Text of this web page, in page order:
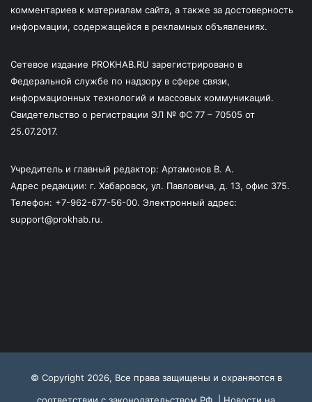
комментариев к материалам сайта, а также за достоверность
информации, содержащейся в рекламных объявлениях.
Сетевое издание PROKHAB.RU зарегистрировано в
Федеральной службе по надзору в сфере связи,
информационных технологий и массовых коммуникаций.
Свидетельство о регистрации ЭЛ № ФС 77 – 70505 от
25.07.2017.
Учредитель и главный редактор: Артамонов В. А.
Адрес редакции: г. Хабаровск, ул. Павловича, д. 13, офис 375.
Телефон: +7-962-677-56-00. Электронный адрес:
support@prokhab.ru.
© Copyright 2026, Все права защищены и охраняются в